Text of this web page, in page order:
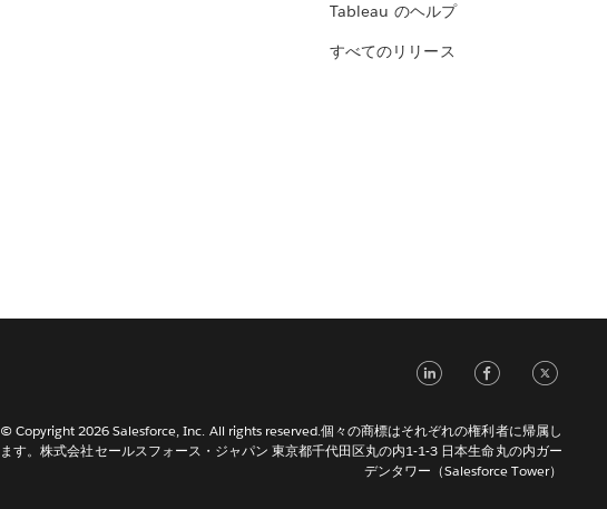
Tableau のヘルプ
すべてのリリース
LinkedIn
© Copyright 2026 Salesforce, Inc. All rights reserved.個々の商標はそれぞれの権利者に帰属し
ます。株式会社セールスフォース・ジャパン 東京都千代田区丸の内1-1-3 日本生命丸の内ガー
デンタワー（Salesforce Tower）